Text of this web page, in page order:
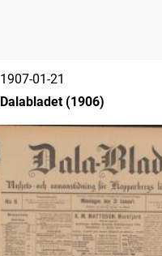
1907-01-21
Dalabladet (1906)